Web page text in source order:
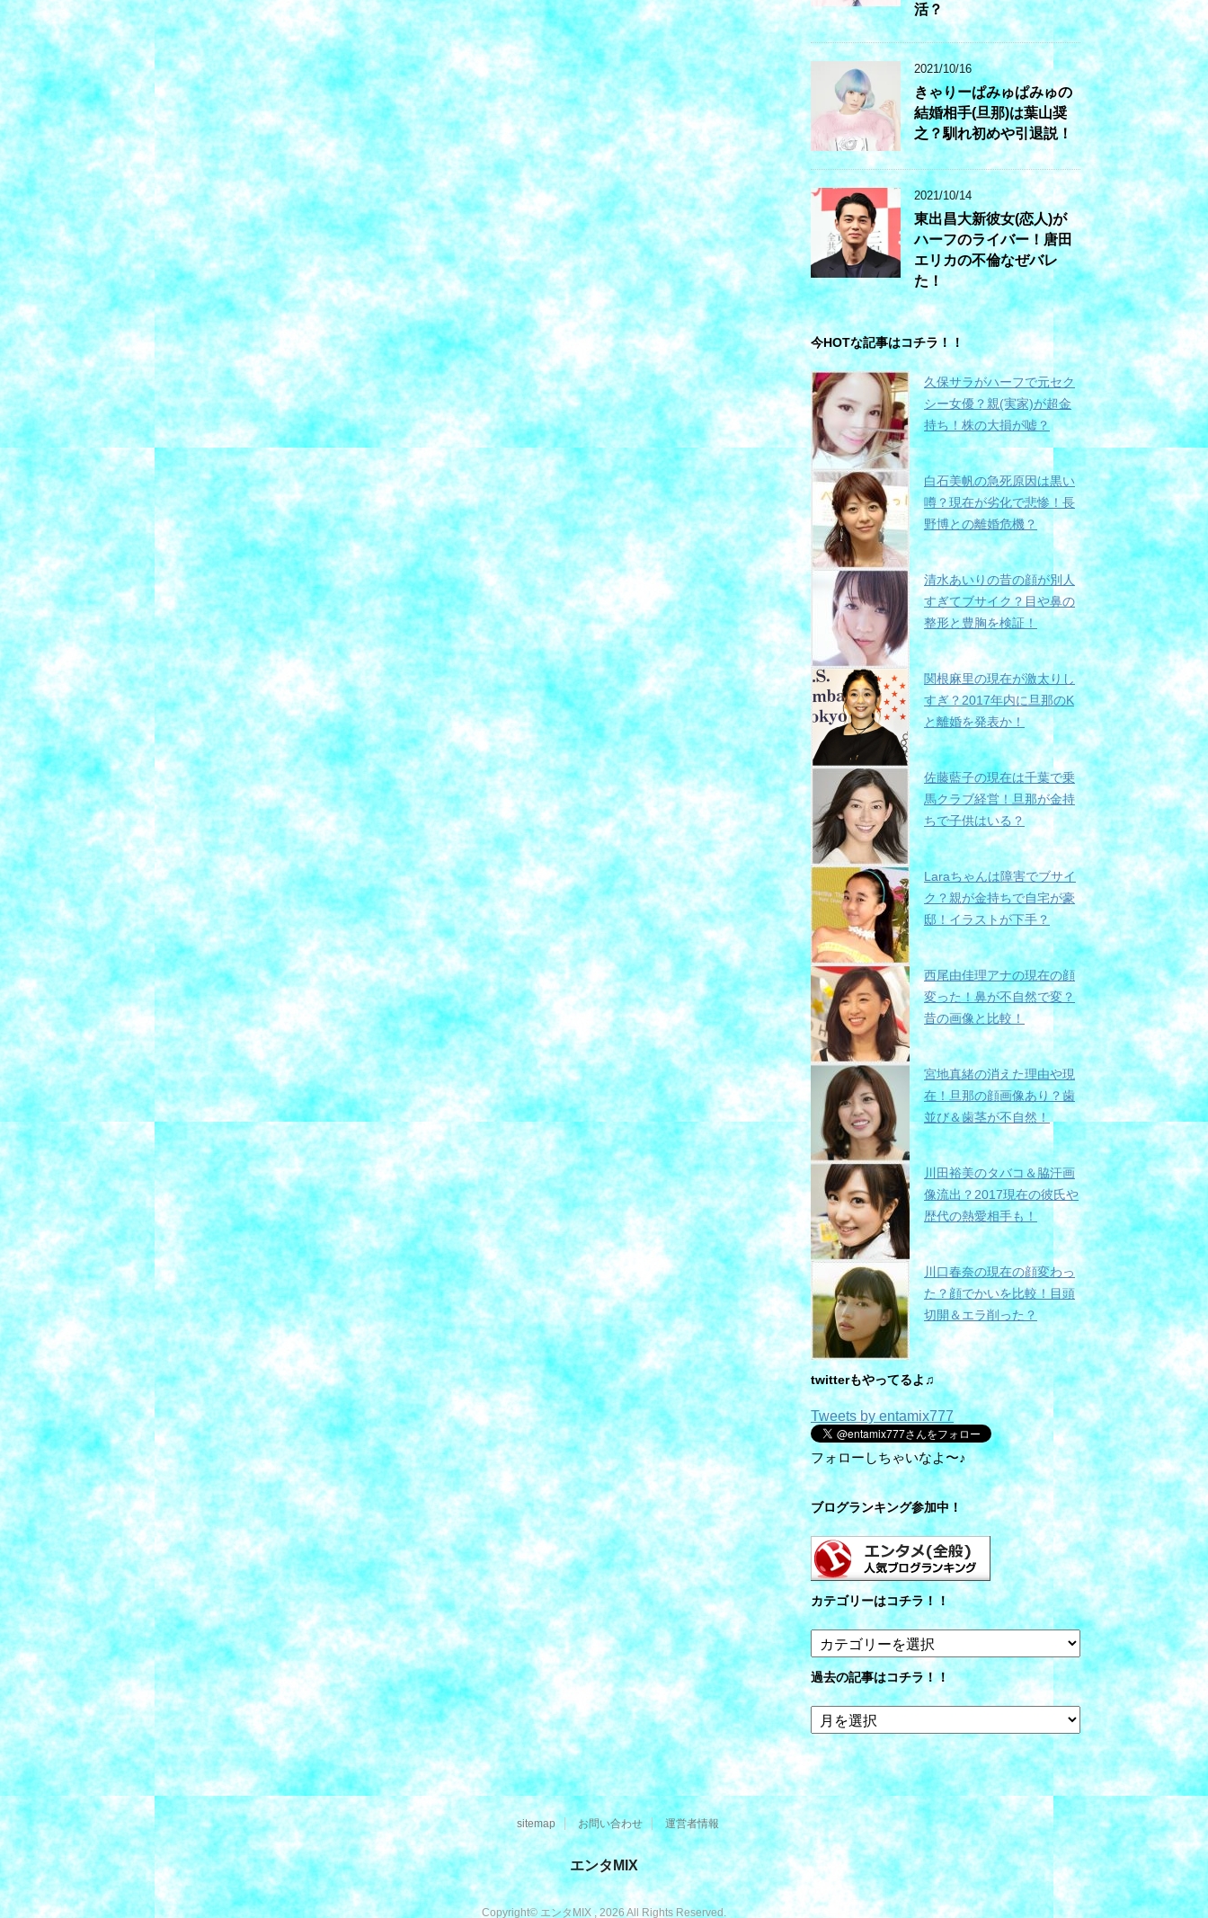
活？
2021/10/16
きゃりーぱみゅぱみゅの
結婚相手(旦那)は葉山奨
之？馴れ初めや引退説！
2021/10/14
東出昌大新彼女(恋人)が
ハーフのライバー！唐田
エリカの不倫なぜバレ
た！
今HOTな記事はコチラ！！
久保サラがハーフで元セク
シー女優？親(実家)が超金
持ち！株の大損が嘘？
白石美帆の急死原因は黒い
噂？現在が劣化で悲惨！長
野博との離婚危機？
清水あいりの昔の顔が別人
すぎてブサイク？目や鼻の
整形と豊胸を検証！
関根麻里の現在が激太りし
すぎ？2017年内に旦那のK
と離婚を発表か！
佐藤藍子の現在は千葉で乗
馬クラブ経営！旦那が金持
ちで子供はいる？
Laraちゃんは障害でブサイ
ク？親が金持ちで自宅が豪
邸！イラストが下手？
西尾由佳理アナの現在の顔
変った！鼻が不自然で変？
昔の画像と比較！
宮地真緒の消えた理由や現
在！旦那の顔画像あり？歯
並び＆歯茎が不自然！
川田裕美のタバコ＆脇汗画
像流出？2017現在の彼氏や
歴代の熱愛相手も！
川口春奈の現在の顔変わっ
た？顔でかいを比較！目頭
切開＆エラ削った？
twitterもやってるよ♫
Tweets by entamix777
フォローしちゃいなよ〜♪
ブログランキング参加中！
カテゴリーはコチラ！！
テ
ゴ
リ
ー
は
コ
チ
ラ！！
過去の記事はコチラ！！
過
去
の
記
事
は
コ
チ
ラ！！
sitemap お問い合わせ 運営者情報
エンタMIX
Copyright© エンタMIX , 2026 All Rights Reserved.